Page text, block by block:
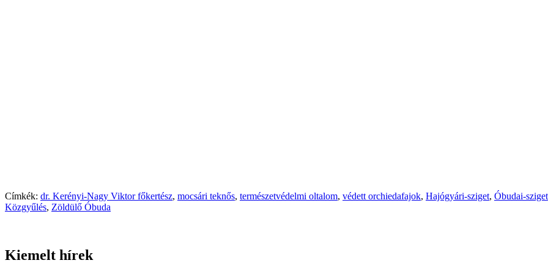
Címkék: dr. Kerényi-Nagy Viktor főkertész, mocsári teknős, természetvédelmi oltalom, védett orchiedafajok, Hajógyári-sziget, Óbudai-sziget
Közgyűlés, Zöldülő Óbuda
Kiemelt hírek